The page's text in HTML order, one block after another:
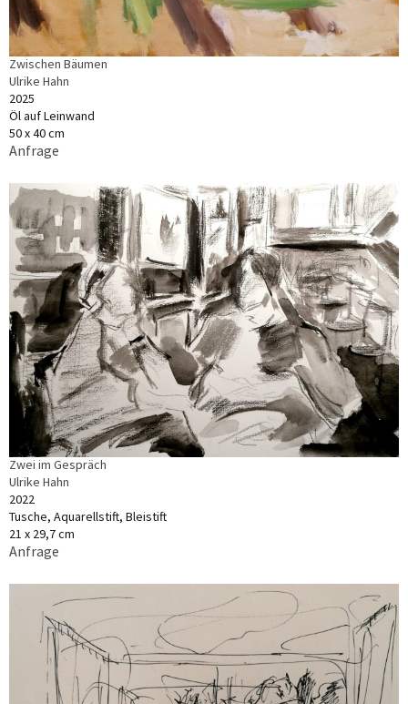
Zwischen Bäumen
Ulrike Hahn
2025
Öl auf Leinwand
50 x 40 cm
Anfrage
Zwei im Gespräch
Ulrike Hahn
2022
Tusche, Aquarellstift, Bleistift
21 x 29,7 cm
Anfrage